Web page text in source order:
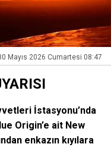
Mayıs 2026 Cumartesi 08:47
İstasyonu’nda
Origin’e ait New
enkazın kıyılara